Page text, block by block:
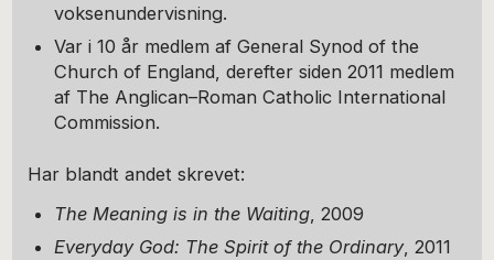
voksenundervisning.
Var i 10 år medlem af General Synod of the
Church of England, derefter siden 2011 medlem
af The Anglican–Roman Catholic International
Commission.
Har blandt andet skrevet:
The Meaning is in the Waiting, 2009
Everyday God: The Spirit of the Ordinary, 2011